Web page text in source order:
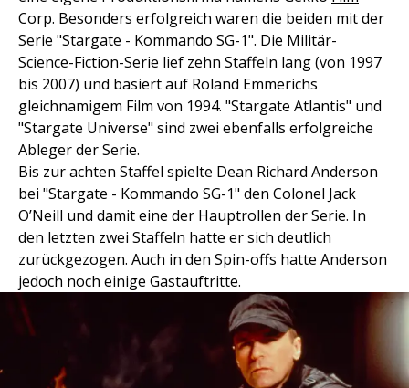
Corp. Besonders erfolgreich waren die beiden mit der
Serie "Stargate - Kommando SG-1". Die Militär-
Science-Fiction-Serie lief zehn Staffeln lang (von 1997
bis 2007) und basiert auf Roland Emmerichs
gleichnamigem Film von 1994. "Stargate Atlantis" und
"Stargate Universe" sind zwei ebenfalls erfolgreiche
Ableger der Serie.
Bis zur achten Staffel spielte Dean Richard Anderson
bei "Stargate - Kommando SG-1" den Colonel Jack
O’Neill und damit eine der Hauptrollen der Serie. In
den letzten zwei Staffeln hatte er sich deutlich
zurückgezogen. Auch in den Spin-offs hatte Anderson
jedoch noch einige Gastauftritte.